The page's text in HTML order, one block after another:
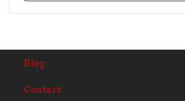
Blog
Contact